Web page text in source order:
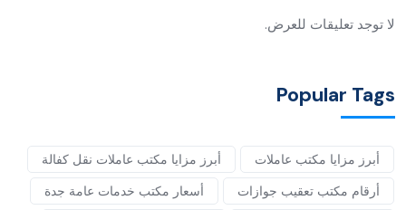
لا توجد تعليقات للعرض.
Popular Tags
أبرز مزايا مكتب عاملات
أبرز مزايا مكتب عاملات نقل كفالة
أرقام مكتب تعقيب جوازات
أسعار مكتب خدمات عامة جدة